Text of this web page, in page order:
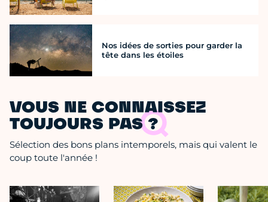
Nos idées de sorties pour garder la
tête dans les étoiles
VOUS NE CONNAISSEZ
TOUJOURS PAS ?
Sélection des bons plans intemporels, mais qui valent le
coup toute l'année !